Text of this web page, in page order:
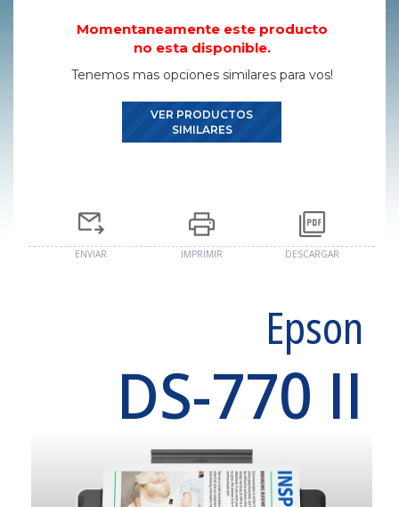
Momentaneamente este producto
no esta disponible.
Tenemos mas opciones similares para vos!
VER PRODUCTOS
SIMILARES
ENVIAR IMPRIMIR DESCARGAR
Epson
DS-770 II